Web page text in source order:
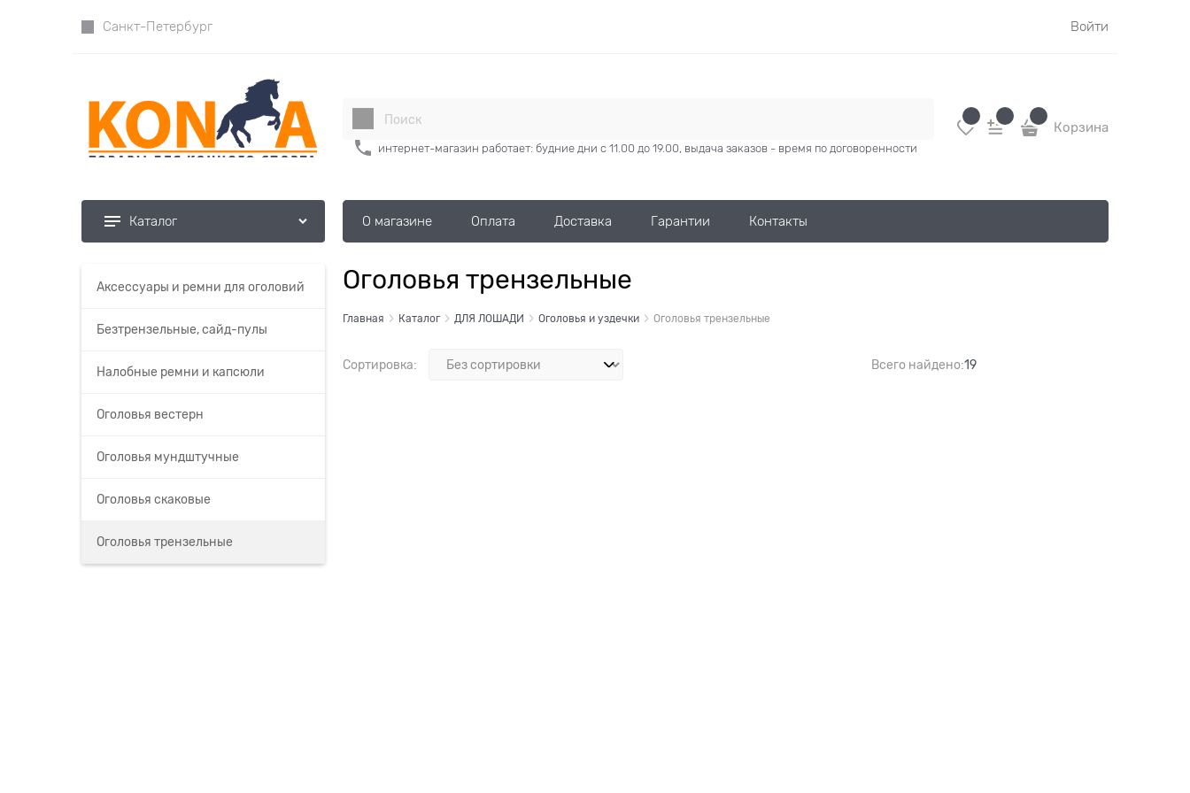
Санкт-Петербург Войти
интернет-магазин работает: будние дни с 11.00 до 19.00, выдача заказов - время по договоренности
Корзина
Каталог О магазине Оплата Доставка Гарантии Контакты
Аксессуары и ремни для оголовий
Безтрензельные, сайд-пулы
Налобные ремни и капсюли
Оголовья вестерн
Оголовья мундштучные
Оголовья скаковые
Оголовья трензельные
Оголовья трензельные
Главная Каталог ДЛЯ ЛОШАДИ Оголовья и уздечки Оголовья трензельные
Сортировка: Всего найдено:19